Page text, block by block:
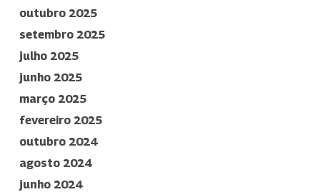
outubro 2025
setembro 2025
julho 2025
junho 2025
março 2025
fevereiro 2025
outubro 2024
agosto 2024
junho 2024